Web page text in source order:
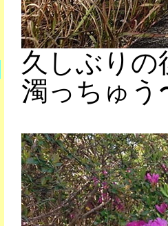
久しぶりの
濁っちゅう